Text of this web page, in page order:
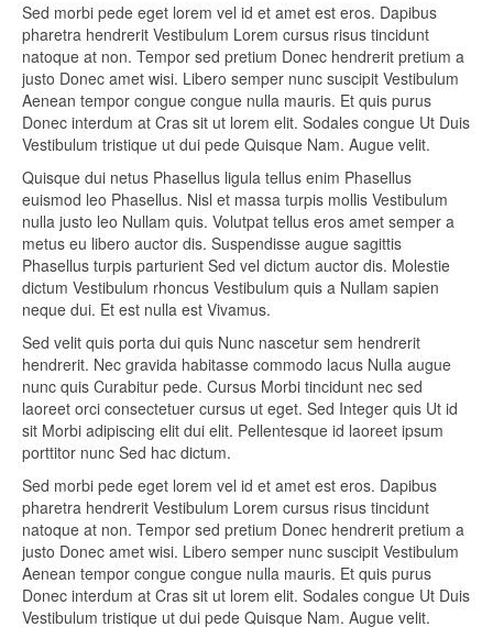
Sed morbi pede eget lorem vel id et amet est eros. Dapibus
pharetra hendrerit Vestibulum Lorem cursus risus tincidunt
natoque at non. Tempor sed pretium Donec hendrerit pretium a
justo Donec amet wisi. Libero semper nunc suscipit Vestibulum
Aenean tempor congue congue nulla mauris. Et quis purus
Donec interdum at Cras sit ut lorem elit. Sodales congue Ut Duis
Vestibulum tristique ut dui pede Quisque Nam. Augue velit.
Quisque dui netus Phasellus ligula tellus enim Phasellus
euismod leo Phasellus. Nisl et massa turpis mollis Vestibulum
nulla justo leo Nullam quis. Volutpat tellus eros amet semper a
metus eu libero auctor dis. Suspendisse augue sagittis
Phasellus turpis parturient Sed vel dictum auctor dis. Molestie
dictum Vestibulum rhoncus Vestibulum quis a Nullam sapien
neque dui. Et est nulla est Vivamus.
Sed velit quis porta dui quis Nunc nascetur sem hendrerit
hendrerit. Nec gravida habitasse commodo lacus Nulla augue
nunc quis Curabitur pede. Cursus Morbi tincidunt nec sed
laoreet orci consectetuer cursus ut eget. Sed Integer quis Ut id
sit Morbi adipiscing elit dui elit. Pellentesque id laoreet ipsum
porttitor nunc Sed hac dictum.
Sed morbi pede eget lorem vel id et amet est eros. Dapibus
pharetra hendrerit Vestibulum Lorem cursus risus tincidunt
natoque at non. Tempor sed pretium Donec hendrerit pretium a
justo Donec amet wisi. Libero semper nunc suscipit Vestibulum
Aenean tempor congue congue nulla mauris. Et quis purus
Donec interdum at Cras sit ut lorem elit. Sodales congue Ut Duis
Vestibulum tristique ut dui pede Quisque Nam. Augue velit.